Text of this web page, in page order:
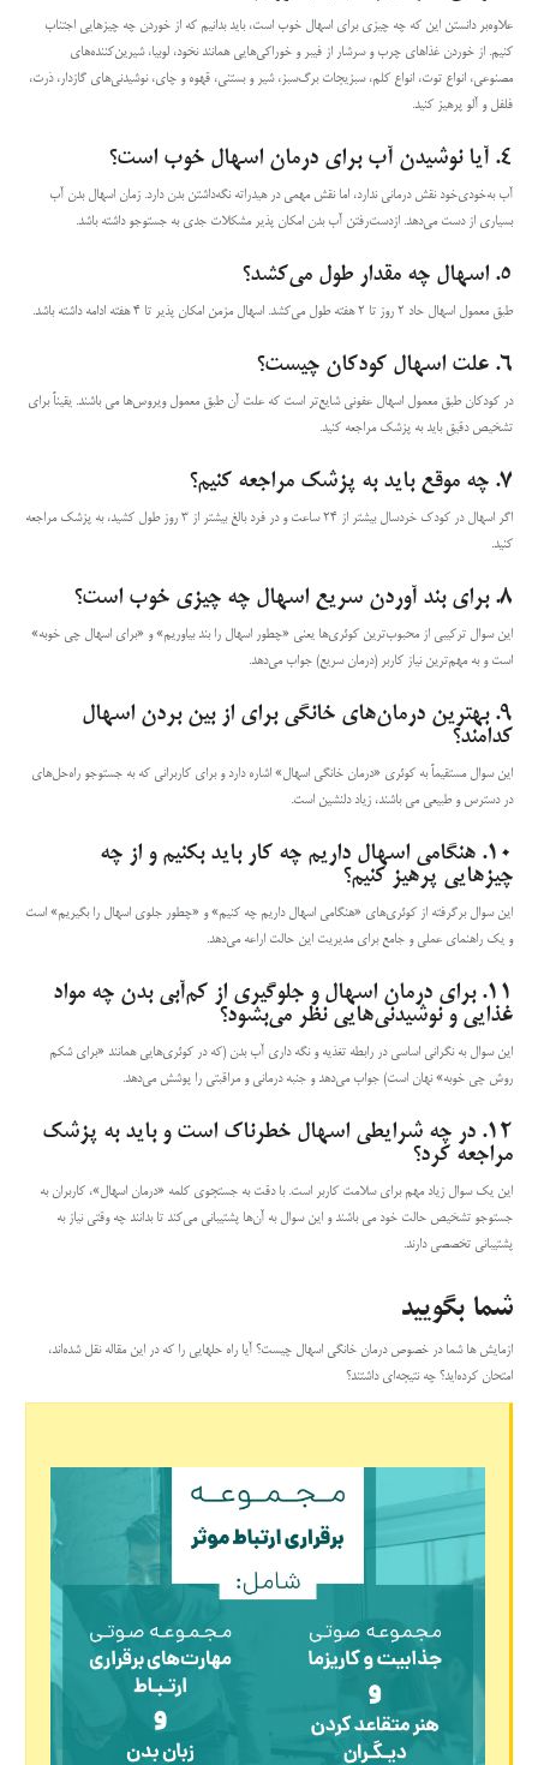
علاوه‌بر دانستن این که چه چیزی برای اسهال خوب است، باید بدانیم که از خوردن چه چیزهایی اجتناب
کنیم. از خوردن غذاهای چرب و سرشار از فیبر و خوراکی‌هایی همانند نخود، لوبیا، شیرین‌کننده‌های
مصنوعی، انواع توت، انواع کلم، سبزیجات برگ‌سبز، شیر و بستنی، قهوه و چای، نوشیدنی‌های گازدار، ذرت،
فلفل و آلو پرهیز کنید.
۴. آیا نوشیدن آب برای درمان اسهال خوب است؟
آب به‌خودی‌خود نقش درمانی ندارد، اما نقش مهمی در هیدراته نگه‌داشتن بدن دارد. زمان اسهال بدن آب
بسیاری از دست می‌دهد. ازدست‌رفتن آب بدن امکان پذیر مشکلات جدی به‌ جستوجو داشته باشد.
۵. اسهال چه مقدار طول می‌کشد؟
طبق معمول اسهال حاد ۲ روز تا ۲ هفته طول می‌کشد. اسهال مزمن امکان پذیر تا ۴ هفته ادامه داشته باشد.
۶. علت اسهال کودکان چیست؟
در کودکان طبق معمول اسهال عفونی شایع‌تر است که علت آن طبق معمول ویروس‌ها می باشند. یقیناً برای
تشخیص دقیق باید به پزشک مراجعه کنید.
۷. چه موقع باید به پزشک مراجعه کنیم؟
اگر اسهال در کودک خردسال بیشتر از ۲۴ ساعت و در فرد بالغ بیشتر از ۳ روز طول کشید، به پزشک مراجعه
کنید.
۸. برای بند آوردن سریع اسهال چه چیزی خوب است؟
این سوال ترکیبی از محبوب‌ترین کوئری‌ها یعنی «چطور اسهال را بند بیاوریم» و «برای اسهال چی خوبه»
است و به مهم‌ترین نیاز کاربر (درمان سریع) جواب می‌دهد.
۹. بهترین درمان‌های خانگی برای از بین بردن اسهال
کدامند؟
این سوال مستقیماً به کوئری «درمان خانگی اسهال» اشاره دارد و برای کاربرانی که به جستوجو راه‌حل‌های
در دسترس و طبیعی می باشند، زیاد دلنشین است.
۱۰. هنگامی اسهال داریم چه کار باید بکنیم و از چه
چیزهایی پرهیز کنیم؟
این سوال برگرفته از کوئری‌های «هنگامی اسهال داریم چه کنیم» و «چطور جلوی اسهال را بگیریم» است
و یک راهنمای عملی و جامع برای مدیریت این حالت اراعه می‌دهد.
۱۱. برای درمان اسهال و جلوگیری از کم‌آبی بدن چه مواد
غذایی و نوشیدنی‌هایی نظر می‌بشود؟
این سوال به نگرانی اساسی در رابطه تغذیه و نگه داری آب بدن (که در کوئری‌هایی همانند «برای شکم
روش چی خوبه» نهان است) جواب می‌دهد و جنبه درمانی و مراقبتی را پوشش می‌دهد.
۱۲. در چه شرایطی اسهال خطرناک است و باید به پزشک
مراجعه کرد؟
این یک سوال زیاد مهم برای سلامت کاربر است. با دقت به جستجوی کلمه «درمان اسهال»، کاربران به
جستوجو تشخیص حالت خود می باشند و این سوال به آن‌ها پشتیبانی می‌کند تا بدانند چه وقتی نیاز به
پشتیبانی تخصصی دارند.
شما بگویید
ازمایش ها شما در خصوص درمان خانگی اسهال چیست؟ آیا راه حلهایی را که در این مقاله نقل شده‌‌اند،
امتحان کرده‌اید؟ چه نتیجه‌ای داشتند؟